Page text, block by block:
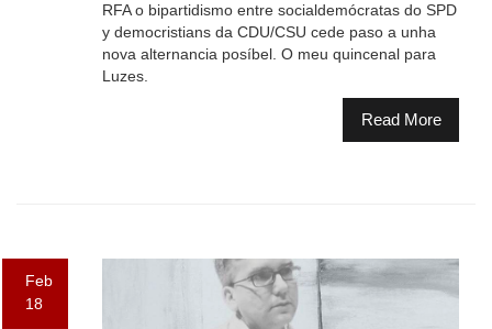
RFA o bipartidismo entre socialdemócratas do SPD
y democristians da CDU/CSU cede paso a unha
nova alternancia posíbel. O meu quincenal para
Luzes.
Read More
Feb
18